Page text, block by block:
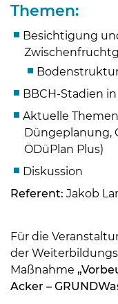
Themen:
Besichtigung
BBCH-Stadien
Aktuelle
Düngeplanung,
ÖDüPlan Plus)
Diskussion
Referent: Jakob
Für die
der
Maßnahme
Acker –